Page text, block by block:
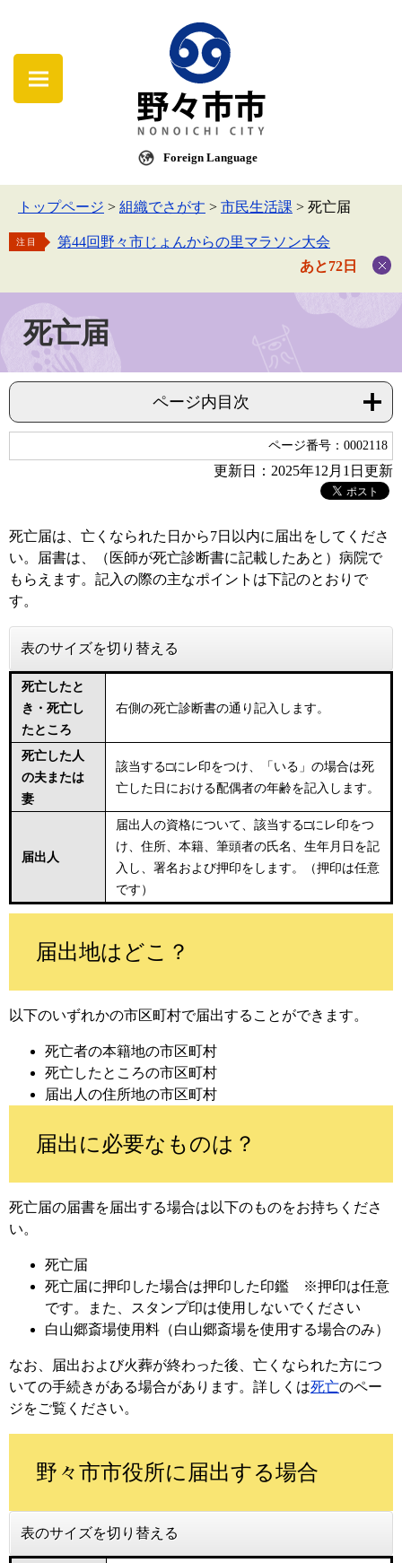
Foreign Language
トップページ > 組織でさがす > 市民生活課 > 死亡届
注目
第44回野々市じょんからの里マラソン大会
あと72日
死亡届
ページ内目次
ページ番号：0002118
更新日：2025年12月1日更新
死亡届は、亡くなられた日から7日以内に届出をしてくださ
い。届書は、（医師が死亡診断書に記載したあと）病院で
もらえます。記入の際の主なポイントは下記のとおりで
す。
表のサイズを切り替える
死亡したと
き・死亡し
たところ
右側の死亡診断書の通り記入します。
死亡した人
の夫または
妻
該当する□にレ印をつけ、「いる」の場合は死
亡した日における配偶者の年齢を記入します。
届出人
届出人の資格について、該当する□にレ印をつ
け、住所、本籍、筆頭者の氏名、生年月日を記
入し、署名および押印をします。（押印は任意
です）
届出地はどこ？
以下のいずれかの市区町村で届出することができます。
死亡者の本籍地の市区町村
死亡したところの市区町村
届出人の住所地の市区町村
届出に必要なものは？
死亡届の届書を届出する場合は以下のものをお持ちくださ
い。
死亡届
死亡届に押印した場合は押印した印鑑 ※押印は任意
です。また、スタンプ印は使用しないでください
白山郷斎場使用料（白山郷斎場を使用する場合のみ）
なお、届出および火葬が終わった後、亡くなられた方につ
いての手続きがある場合があります。詳しくは死亡のペー
ジをご覧ください。
野々市市役所に届出する場合
表のサイズを切り替える